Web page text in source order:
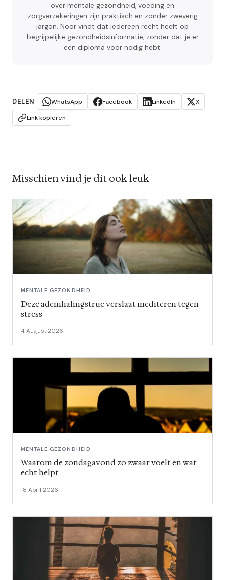
over mentale gezondheid, voeding en
zorgverzekeringen zijn praktisch en zonder zweverig
jargon. Noor vindt dat iedereen recht heeft op
begrijpelijke gezondheidsinformatie, zonder dat je er
een diploma voor nodig hebt.
DELEN WhatsApp Facebook LinkedIn
X
Link kopieren
Misschien vind je dit ook leuk
MENTALE GEZONDHEID
Deze ademhalingstruc verslaat mediteren tegen
stress
4 August 2026
MENTALE GEZONDHEID
Waarom de zondagavond zo zwaar voelt en wat
echt helpt
18 April 2026